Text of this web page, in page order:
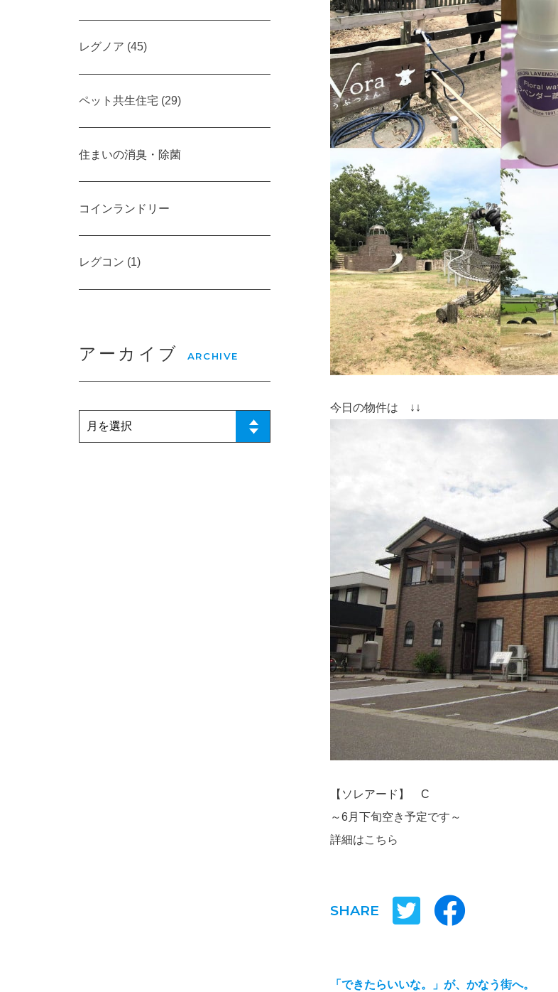
今日の物件は ↓↓
【ソレアード】 C
～6月下旬空き予定です～
詳細はこちら
SHARE
「できたらいいな。」が、かなう街へ。
レグノア (45)
ペット共生住宅 (29)
住まいの消臭・除菌
コインランドリー
レグコン (1)
アーカイブ ARCHIVE